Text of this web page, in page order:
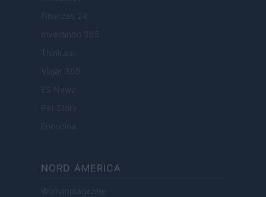
Finanzas 24
Investindo 365
Think.es
Viajar 365
ES Newz
Pet Story
Encocina
NORD AMERICA
Womanmagazine